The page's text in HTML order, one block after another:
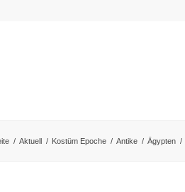
/ Aktuell / Kostüm Epoche / Antike / Ägypten /